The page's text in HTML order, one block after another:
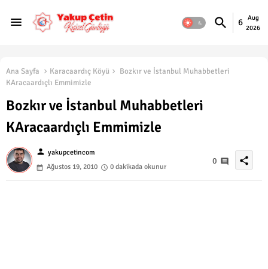
6
Aug
2026
Ana Sayfa Karacaardıç Köyü
Bozkır ve İstanbul Muhabbetleri
KAracaardıçlı Emmimizle
Bozkır ve İstanbul Muhabbetleri
KAracaardıçlı Emmimizle
person yakupcetincom
Ağustos 19, 2010
0 dakikada okunur
0 share